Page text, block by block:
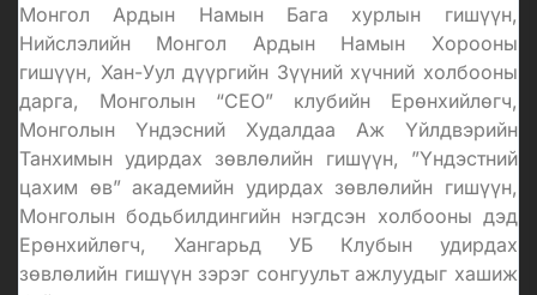
Монгол Ардын Намын Бага хурлын гишүүн,
Нийслэлийн Монгол Ардын Намын Хорооны
гишүүн, Хан-Уул дүүргийн Зүүний хүчний холбооны
дарга, Монголын “СЕО” клубийн Ерөнхийлөгч,
Монголын Үндэсний Худалдаа Аж Үйлдвэрийн
Танхимын удирдах зөвлөлийн гишүүн, ”Үндэстний
цахим өв” академийн удирдах зөвлөлийн гишүүн,
Монголын бодьбилдингийн нэгдсэн холбооны дэд
Ерөнхийлөгч, Хангарьд УБ Клубын удирдах
зөвлөлийн гишүүн зэрэг сонгуульт ажлуудыг хашиж